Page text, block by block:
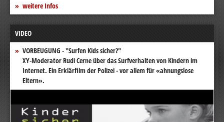
weitere Infos
VIDEO
VORBEUGUNG - "Surfen Kids sicher?"
XY-Moderator Rudi Cerne über das Surfverhalten von Kindern im
Internet. Ein Erklärfilm der Polizei - vor allem für «ahnungslose
Eltern».
Video-